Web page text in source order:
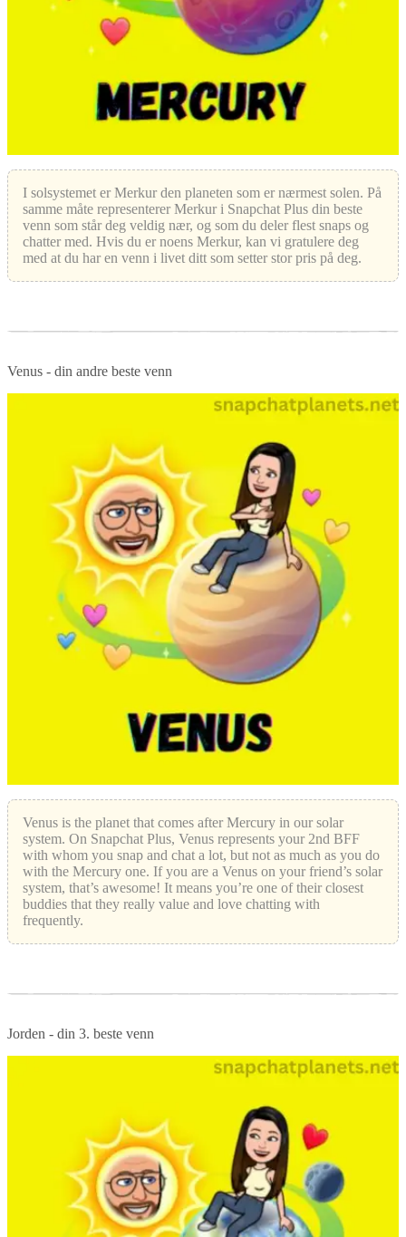
I solsystemet er Merkur den planeten som er nærmest solen. På
samme måte representerer Merkur i Snapchat Plus din beste
venn som står deg veldig nær, og som du deler flest snaps og
chatter med. Hvis du er noens Merkur, kan vi gratulere deg
med at du har en venn i livet ditt som setter stor pris på deg.
Venus - din andre beste venn
Venus is the planet that comes after Mercury in our solar
system. On Snapchat Plus, Venus represents your 2nd BFF
with whom you snap and chat a lot, but not as much as you do
with the Mercury one. If you are a Venus on your friend’s solar
system, that’s awesome! It means you’re one of their closest
buddies that they really value and love chatting with
frequently.
Jorden - din 3. beste venn